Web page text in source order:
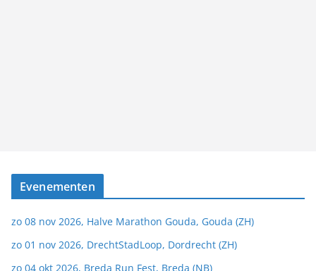
Evenementen
zo 08 nov 2026, Halve Marathon Gouda, Gouda (ZH)
zo 01 nov 2026, DrechtStadLoop, Dordrecht (ZH)
zo 04 okt 2026, Breda Run Fest, Breda (NB)